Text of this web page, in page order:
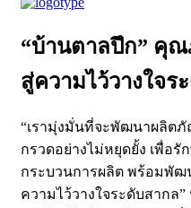
“บ้านตาลปึก” คุ
สู่ความไว้วางใจร
“เรามุ่งมั่นที่จะพัฒนาผลิต
กรวดอย่างไม่หยุดยั้ง เพื่อ
กระบวนการผลิต พร้อมพั
ความไว้วางใจระดับสากล